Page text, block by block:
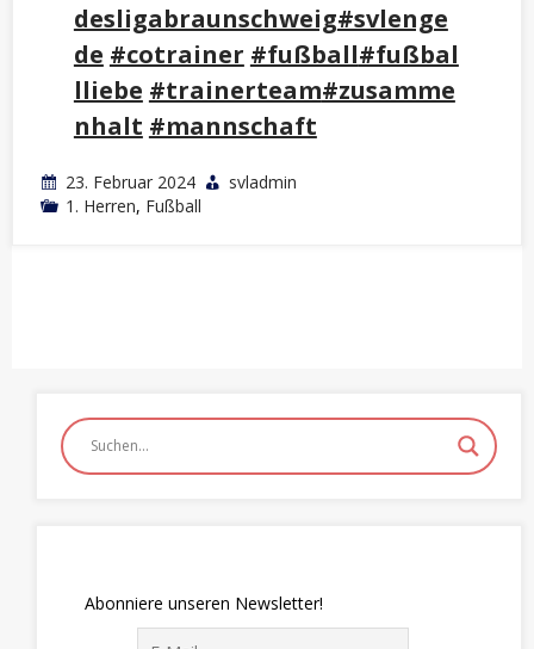
desligabraunschweig#svlenge
de #cotrainer #fußball#fußbal
lliebe #trainerteam#zusamme
nhalt #mannschaft
23. Februar 2024
svladmin
1. Herren, Fußball
Abonniere unseren Newsletter!